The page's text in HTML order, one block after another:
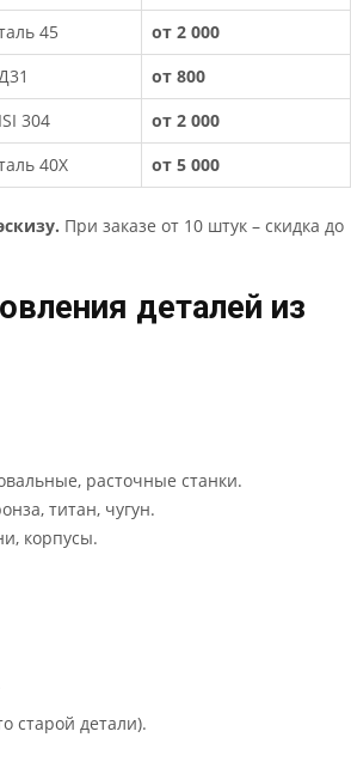
45
от 2 000
от 800
304
от 2 000
40Х от 5 000
При заказе от 10 штук – скидка до
деталей из
расточные станки.
титан, чугун.
корпусы.
старой детали).